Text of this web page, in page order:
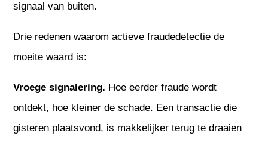
signaal van buiten.
Drie redenen waarom actieve fraudedetectie de
moeite waard is:
Vroege signalering. Hoe eerder fraude wordt
ontdekt, hoe kleiner de schade. Een transactie die
gisteren plaatsvond, is makkelijker terug te draaien